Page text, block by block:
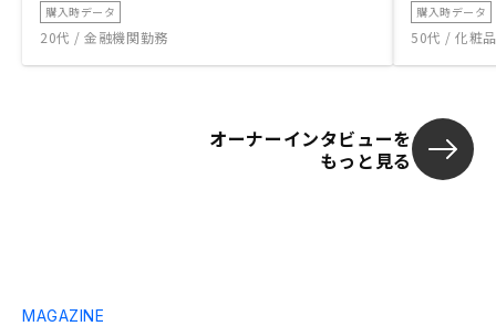
購入時データ
20代 / 金融機関勤務
購入時データ
50代 / 化粧
オーナーインタビューを
もっと見る
MAGAZINE